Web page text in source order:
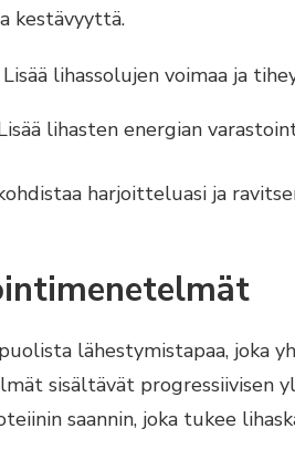
kestävyyttä.
Lisää lihassolujen voimaa ja
lihasten energian
harjoitteluasi ja
lähestymistapaa, joka
sisältävät progressiivisen
saannin, joka tukee